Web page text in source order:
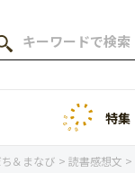
特集
＆まなび 読書感想文